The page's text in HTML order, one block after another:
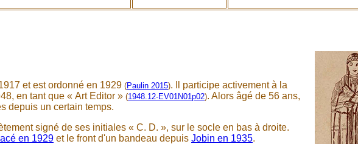
et est ordonné en 1929 (Paulin 2015). Il participe activement à la
en tant que « Art Editor » (1948.12-EV01N01p02). Alors âgé de 56 ans,
depuis un certain temps.
signé de ses initiales « C. D. », sur le socle en bas à droite.
en 1929 et le front d'un bandeau depuis Jobin en 1935.